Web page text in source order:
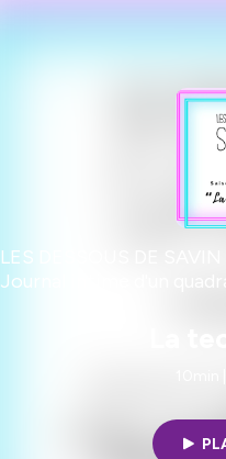
LES DESSOUS DE
Journal intime d'un